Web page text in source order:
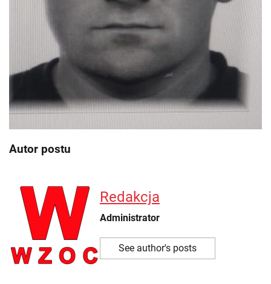
Autor postu
Redakcja
Administrator
See author's posts